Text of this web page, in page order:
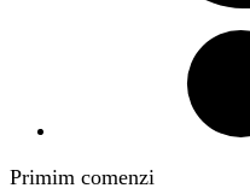
Primim comenzi